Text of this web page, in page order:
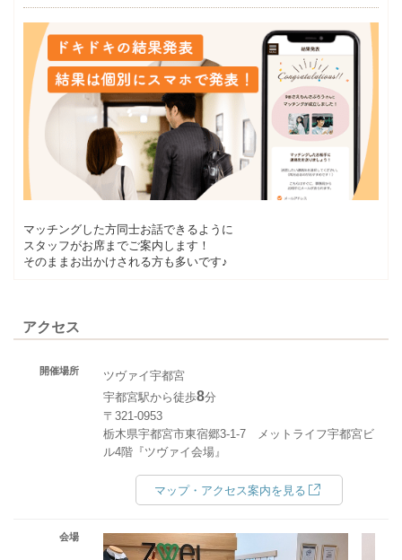
マッチングした方同士お話できるように
スタッフがお席までご案内します！
そのままお出かけされる方も多いです♪
アクセス
開催場所
ツヴァイ宇都宮
宇都宮駅から徒歩8分
〒321-0953
栃木県宇都宮市東宿郷3-1-7 メットライフ宇都宮ビ
ル4階『ツヴァイ会場』
マップ・アクセス案内を見る
会場